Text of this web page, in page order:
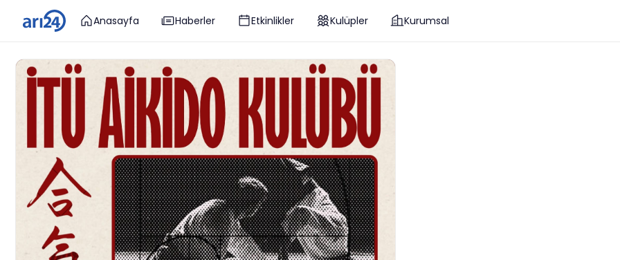
Anasayfa Haberler Etkinlikler Kulüpler Kurumsal